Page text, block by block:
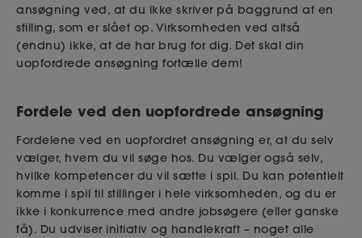
Dokumenter.dk
ansøgning ved, at du ikke skriver på baggrund af en
stilling, som er slået op. Virksomheden ved altså
(endnu) ikke, at de har brug for dig. Det skal din
uopfordrede ansøgning fortælle dem!
Fordele ved den uopfordrede ansøgning
Fordelene ved en uopfordret ansøgning er, at du selv
vælger, hvem du vil søge hos. Du vælger også selv,
hvilke kompetencer du vil sætte i spil. Du kan potentielt
komme i spil til stillinger i hele virksomheden, og du er
ikke i konkurrence med andre jobsøgere (eller ganske
få). Du udviser initiativ og handlekraft – noget alle